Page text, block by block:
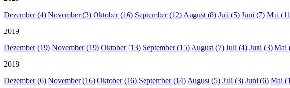
Dezember (4) November (3) Oktober (16) September (12) August (8) Juli (5) Juni (7) Mai
2019
Dezember (19) November (19) Oktober (13) September (15) August (7) Juli (4) Juni (3) Mai
2018
Dezember (6) November (16) Oktober (16) September (14) August (5) Juli (3) Juni (6) Mai